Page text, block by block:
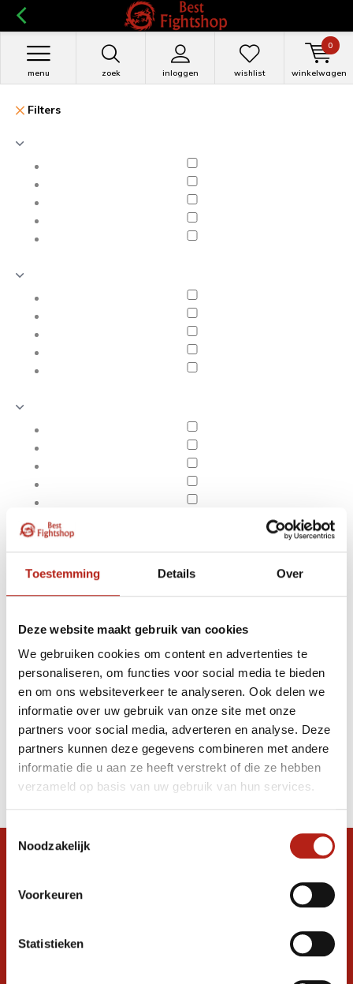
Toestemming Details Over
Deze website maakt gebruik van cookies
We gebruiken cookies om content en advertenties te
personaliseren, om functies voor social media te bieden
en om ons websiteverkeer te analyseren. Ook delen we
informatie over uw gebruik van onze site met onze
partners voor social media, adverteren en analyse. Deze
partners kunnen deze gegevens combineren met andere
informatie die u aan ze heeft verstrekt of die ze hebben
verzameld op basis van uw gebruik van hun services.
Toestemmingsselectie
Noodzakelijk
Voorkeuren
Statistieken
zoek inloggen
menu wishlist winkelwagen
0
Filters
Apply filters
Producten getagd met
Advantage Karate Mitts
with Thumb. RFEK
Producten
Filter
Stel je vraag in de chat, en we helpen je
graag verder. 24/7
Volg ons